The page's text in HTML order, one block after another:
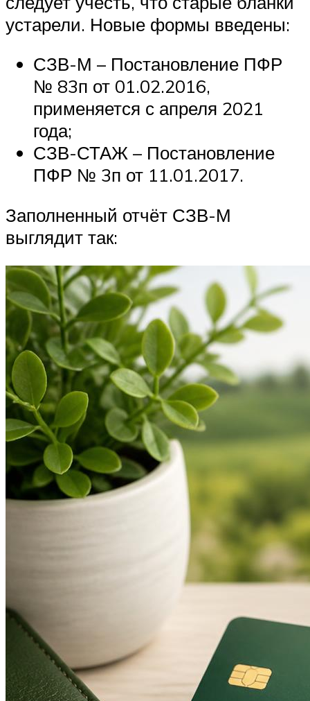
устарели. Новые формы введены:
СЗВ-М – Постановление ПФР
№ 83п от 01.02.2016,
применяется с апреля 2021
года;
СЗВ-СТАЖ – Постановление
ПФР № 3п от 11.01.2017.
Заполненный отчёт СЗВ-М
выглядит так: